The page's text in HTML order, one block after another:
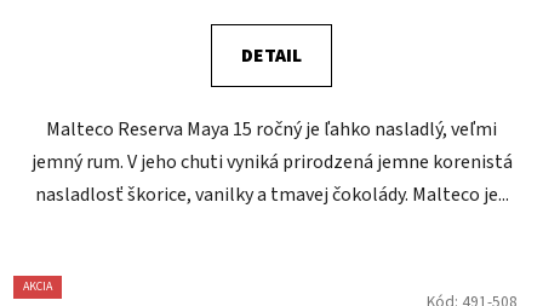
DETAIL
Malteco Reserva Maya 15 ročný je ľahko nasladlý, veľmi
jemný rum. V jeho chuti vyniká prirodzená jemne korenistá
nasladlosť škorice, vanilky a tmavej čokolády. Malteco je...
AKCIA